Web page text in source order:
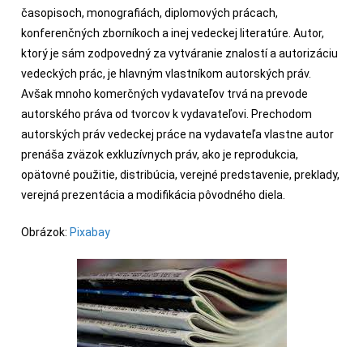
časopisoch, monografiách, diplomových prácach,
konferenčných zborníkoch a inej vedeckej literatúre. Autor,
ktorý je sám zodpovedný za vytváranie znalostí a autorizáciu
vedeckých prác, je hlavným vlastníkom autorských práv.
Avšak mnoho komerčných vydavateľov trvá na prevode
autorského práva od tvorcov k vydavateľovi. Prechodom
autorských práv vedeckej práce na vydavateľa vlastne autor
prenáša zväzok exkluzívnych práv, ako je reprodukcia,
opätovné použitie, distribúcia, verejné predstavenie, preklady,
verejná prezentácia a modifikácia pôvodného diela.
Obrázok: Pixabay